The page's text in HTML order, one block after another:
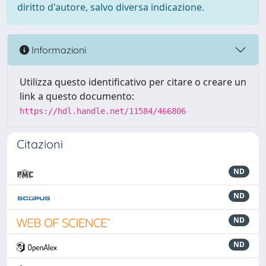
diritto d'autore, salvo diversa indicazione.
Informazioni
Utilizza questo identificativo per citare o creare un
link a questo documento:
https://hdl.handle.net/11584/466806
Citazioni
ND
ND
ND
ND